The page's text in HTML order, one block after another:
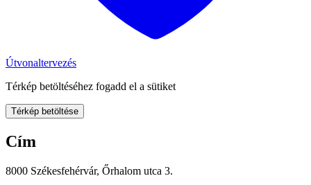
Útvonaltervezés
Térkép betöltéséhez fogadd el a sütiket
Térkép betöltése
Cím
8000 Székesfehérvár, Őrhalom utca 3.